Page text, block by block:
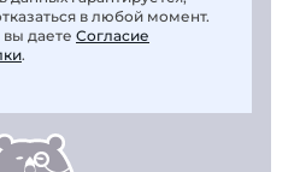
в любой момент.
даете Согласие
.